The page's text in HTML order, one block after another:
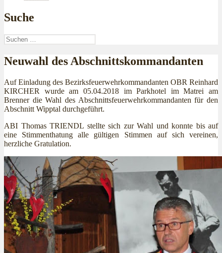
Suche
Suchen
Neuwahl des Abschnittskommandanten
Auf Einladung des Bezirksfeuerwehrkommandanten OBR Reinhard
KIRCHER wurde am 05.04.2018 im Parkhotel im Matrei am
Brenner die Wahl des Abschnittsfeuerwehrkommandanten für den
Abschnitt Wipptal durchgeführt.
ABI Thomas TRIENDL stellte sich zur Wahl und konnte bis auf
eine Stimmenthatung alle gültigen Stimmen auf sich vereinen,
herzliche Gratulation.